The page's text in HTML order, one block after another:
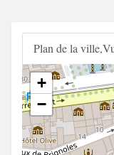
Plan de la
+
−